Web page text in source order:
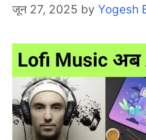
जून 27, 2025 by Yogesh